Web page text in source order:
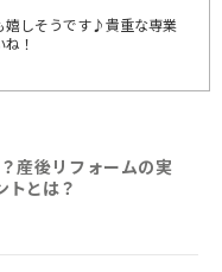
嬉しそうです♪貴重な専業
！
産後リフォームの実
トとは？